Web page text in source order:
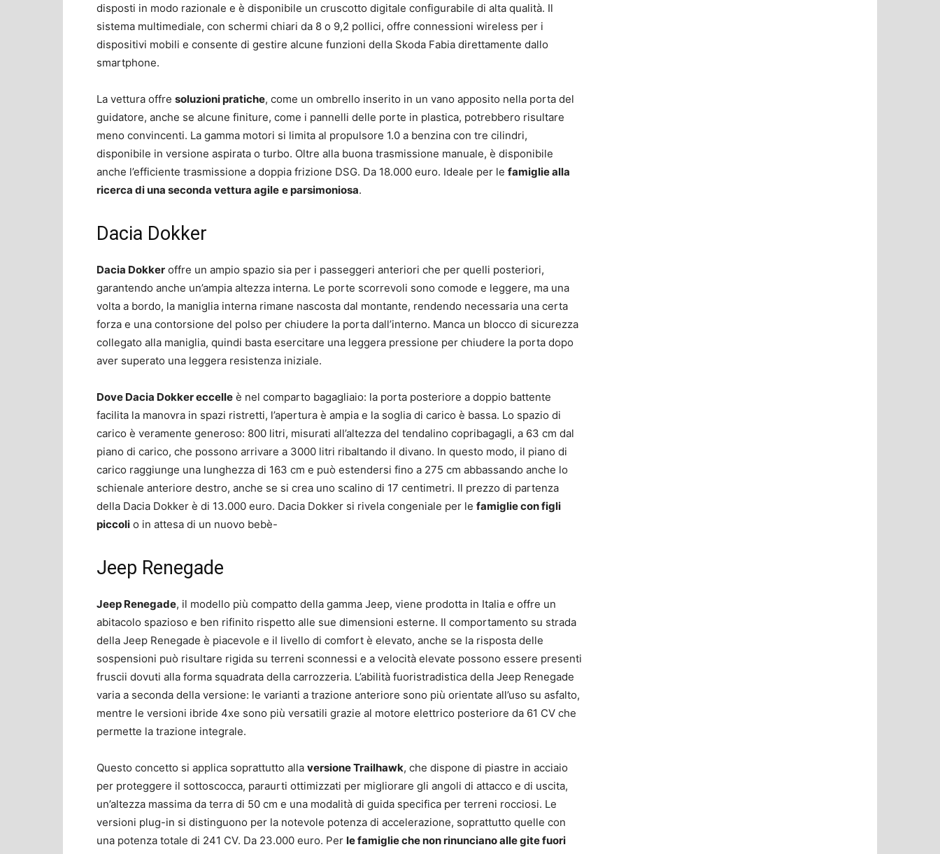
disposti in modo razionale e è disponibile un cruscotto digitale configurabile di alta qualità. Il
sistema multimediale, con schermi chiari da 8 o 9,2 pollici, offre connessioni wireless per i
dispositivi mobili e consente di gestire alcune funzioni della Skoda Fabia direttamente dallo
smartphone.
La vettura offre soluzioni pratiche, come un ombrello inserito in un vano apposito nella porta del
guidatore, anche se alcune finiture, come i pannelli delle porte in plastica, potrebbero risultare
meno convincenti. La gamma motori si limita al propulsore 1.0 a benzina con tre cilindri,
disponibile in versione aspirata o turbo. Oltre alla buona trasmissione manuale, è disponibile
anche l’efficiente trasmissione a doppia frizione DSG. Da 18.000 euro. Ideale per le famiglie alla
ricerca di una seconda vettura agile e parsimoniosa.
Dacia Dokker
Dacia Dokker offre un ampio spazio sia per i passeggeri anteriori che per quelli posteriori,
garantendo anche un’ampia altezza interna. Le porte scorrevoli sono comode e leggere, ma una
volta a bordo, la maniglia interna rimane nascosta dal montante, rendendo necessaria una certa
forza e una contorsione del polso per chiudere la porta dall’interno. Manca un blocco di sicurezza
collegato alla maniglia, quindi basta esercitare una leggera pressione per chiudere la porta dopo
aver superato una leggera resistenza iniziale.
Dove Dacia Dokker eccelle è nel comparto bagagliaio: la porta posteriore a doppio battente
facilita la manovra in spazi ristretti, l’apertura è ampia e la soglia di carico è bassa. Lo spazio di
carico è veramente generoso: 800 litri, misurati all’altezza del tendalino copribagagli, a 63 cm dal
piano di carico, che possono arrivare a 3000 litri ribaltando il divano. In questo modo, il piano di
carico raggiunge una lunghezza di 163 cm e può estendersi fino a 275 cm abbassando anche lo
schienale anteriore destro, anche se si crea uno scalino di 17 centimetri. Il prezzo di partenza
della Dacia Dokker è di 13.000 euro. Dacia Dokker si rivela congeniale per le famiglie con figli
piccoli o in attesa di un nuovo bebè-
Jeep Renegade
Jeep Renegade, il modello più compatto della gamma Jeep, viene prodotta in Italia e offre un
abitacolo spazioso e ben rifinito rispetto alle sue dimensioni esterne. Il comportamento su strada
della Jeep Renegade è piacevole e il livello di comfort è elevato, anche se la risposta delle
sospensioni può risultare rigida su terreni sconnessi e a velocità elevate possono essere presenti
fruscii dovuti alla forma squadrata della carrozzeria. L’abilità fuoristradistica della Jeep Renegade
varia a seconda della versione: le varianti a trazione anteriore sono più orientate all’uso su asfalto,
mentre le versioni ibride 4xe sono più versatili grazie al motore elettrico posteriore da 61 CV che
permette la trazione integrale.
Questo concetto si applica soprattutto alla versione Trailhawk, che dispone di piastre in acciaio
per proteggere il sottoscocca, paraurti ottimizzati per migliorare gli angoli di attacco e di uscita,
un’altezza massima da terra di 50 cm e una modalità di guida specifica per terreni rocciosi. Le
versioni plug-in si distinguono per la notevole potenza di accelerazione, soprattutto quelle con
una potenza totale di 241 CV. Da 23.000 euro. Per le famiglie che non rinunciano alle gite fuori